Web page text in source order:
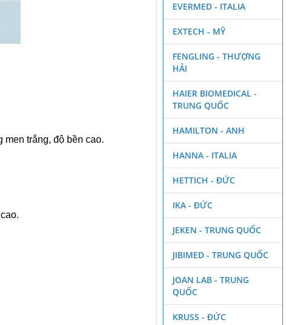
men trắng, độ bền cao.
EVERMED - ITALIA
EXTECH - MỸ
FENGLING - THƯỢNG
HẢI
HAIER BIOMEDICAL -
TRUNG QUỐC
HAMILTON - ANH
HANNA - ITALIA
HETTICH - ĐỨC
IKA - ĐỨC
JEKEN - TRUNG QUỐC
JIBIMED - TRUNG QUỐC
JOAN LAB - TRUNG
QUỐC
KRUSS - ĐỨC